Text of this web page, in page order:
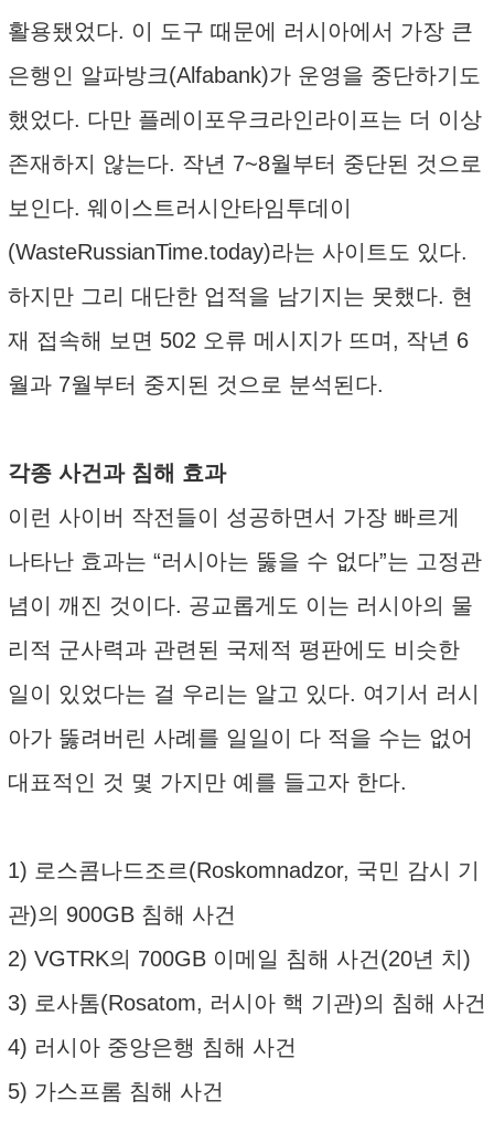
활용됐었다. 이 도구 때문에 러시아에서 가장 큰
은행인 알파방크(Alfabank)가 운영을 중단하기도
했었다. 다만 플레이포우크라인라이프는 더 이상
존재하지 않는다. 작년 7~8월부터 중단된 것으로
보인다. 웨이스트러시안타임투데이
(WasteRussianTime.today)라는 사이트도 있다.
하지만 그리 대단한 업적을 남기지는 못했다. 현
재 접속해 보면 502 오류 메시지가 뜨며, 작년 6
월과 7월부터 중지된 것으로 분석된다.
각종 사건과 침해 효과
이런 사이버 작전들이 성공하면서 가장 빠르게
나타난 효과는 “러시아는 뚫을 수 없다”는 고정관
념이 깨진 것이다. 공교롭게도 이는 러시아의 물
리적 군사력과 관련된 국제적 평판에도 비슷한
일이 있었다는 걸 우리는 알고 있다. 여기서 러시
아가 뚫려버린 사례를 일일이 다 적을 수는 없어
대표적인 것 몇 가지만 예를 들고자 한다.
1) 로스콤나드조르(Roskomnadzor, 국민 감시 기
관)의 900GB 침해 사건
2) VGTRK의 700GB 이메일 침해 사건(20년 치)
3) 로사톰(Rosatom, 러시아 핵 기관)의 침해 사건
4) 러시아 중앙은행 침해 사건
5) 가스프롬 침해 사건